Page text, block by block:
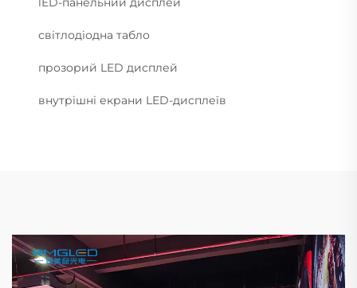
світлодіодна табло
прозорий LED дисплей
внутрішні екрани LED-дисплеїв